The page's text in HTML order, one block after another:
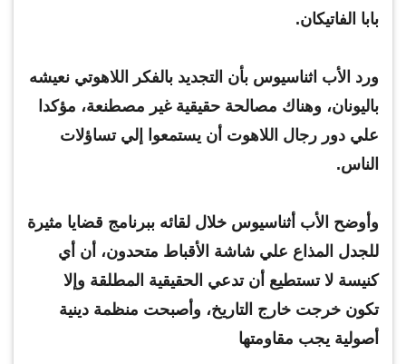
بابا الفاتيكان.
ورد الأب اثناسيوس بأن التجديد بالفكر اللاهوتي نعيشه
باليونان، وهناك مصالحة حقيقية غير مصطنعة، مؤكدا
علي دور رجال اللاهوت أن يستمعوا إلي تساؤلات
الناس.
وأوضح الأب أثناسيوس خلال لقائه ببرنامج قضايا مثيرة
للجدل المذاع علي شاشة الأقباط متحدون، أن أي
كنيسة لا تستطيع أن تدعي الحقيقية المطلقة وإلا
تكون خرجت خارج التاريخ، وأصبحت منظمة دينية
أصولية يجب مقاومتها